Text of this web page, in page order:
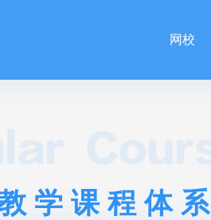
网校
学课程体系